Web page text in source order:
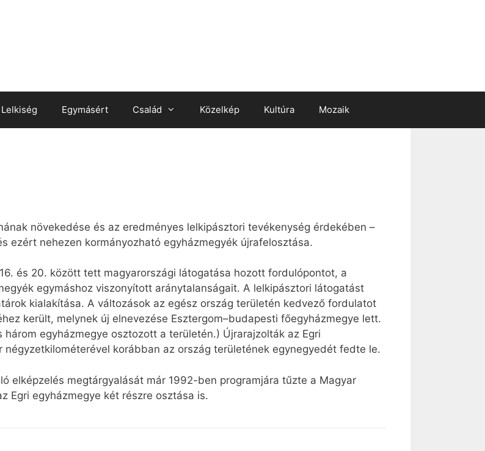
Lelkiség Egymásért Család Közelkép Kultúra Mozaik
növekedése és az eredményes lelkipásztori tevékenység érdekében –
ezért nehezen kormányozható egyházmegyék újrafelosztása.
és 20. között tett magyarországi látogatása hozott fordulópontot, a
egymáshoz viszonyított aránytalanságait. A lelkipásztori látogatást
kialakítása. A változások az egész ország területén kedvező fordulatot
került, melynek új elnevezése Esztergom–budapesti főegyházmegye lett.
egyházmegye osztozott a területén.) Újrarajzolták az Egri
korábban az ország területének egynegyedét fedte le.
elképzelés megtárgyalását már 1992-ben programjára tűzte a Magyar
Egri egyházmegye két részre osztása is.